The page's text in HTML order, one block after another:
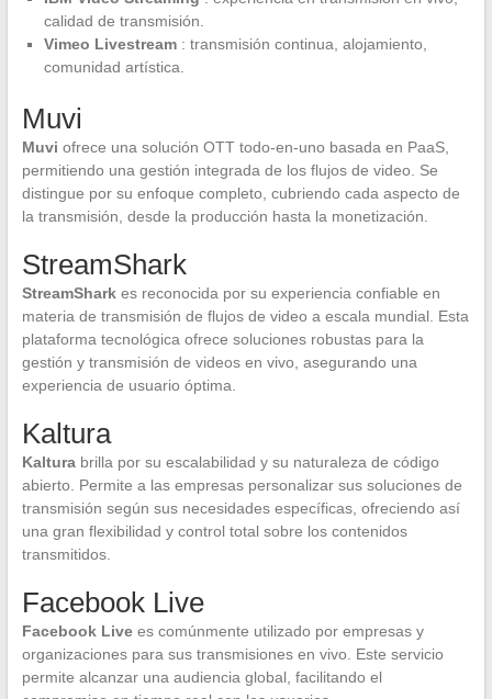
calidad de transmisión.
Vimeo Livestream: transmisión continua, alojamiento,
comunidad artística.
Muvi
Muvi ofrece una solución OTT todo-en-uno basada en PaaS,
permitiendo una gestión integrada de los flujos de video. Se
distingue por su enfoque completo, cubriendo cada aspecto de
la transmisión, desde la producción hasta la monetización.
StreamShark
StreamSharkes reconocida por su experiencia confiable en
materia de transmisión de flujos de video a escala mundial. Esta
plataforma tecnológica ofrece soluciones robustas para la
gestión y transmisión de videos en vivo, asegurando una
experiencia de usuario óptima.
Kaltura
Kalturabrilla por su escalabilidad y su naturaleza de código
abierto. Permite a las empresas personalizar sus soluciones de
transmisión según sus necesidades específicas, ofreciendo así
una gran flexibilidad y control total sobre los contenidos
transmitidos.
Facebook Live
Facebook Livees comúnmente utilizado por empresas y
organizaciones para sus transmisiones en vivo. Este servicio
permite alcanzar una audiencia global, facilitando el